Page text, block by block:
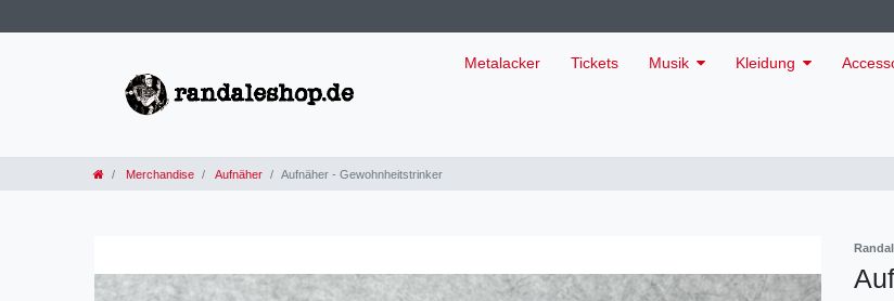
Metalacker Tickets Musik Kleidung
Merchandise Aufnäher Aufnäher - Gewohnheitstrinker